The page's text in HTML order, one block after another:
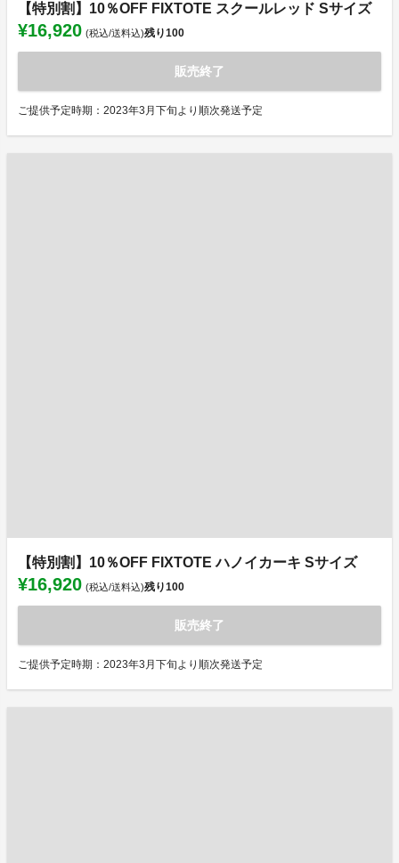
【特別割】10％OFF FIXTOTE スクールレッド Sサイズ
¥16,920 (税込/送料込)残り100
販売終了
ご提供予定時期：2023年3月下旬より順次発送予定
【特別割】10％OFF FIXTOTE ハノイカーキ Sサイズ
¥16,920 (税込/送料込)残り100
販売終了
ご提供予定時期：2023年3月下旬より順次発送予定